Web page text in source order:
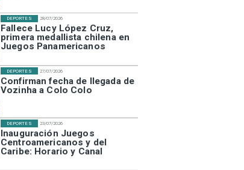
28/07/2026
Fallece Lucy López Cruz,
primera medallista chilena en
Juegos Panamericanos
DEPORTES
27/07/2026
Confirman fecha de llegada de
Vozinha a Colo Colo
DEPORTES
23/07/2026
Inauguración Juegos
Centroamericanos y del
Caribe: Horario y Canal
DEPORTES